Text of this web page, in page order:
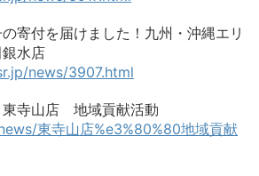
付を届けました！九州・沖縄エリ
水店
news/3907.html
寺山店 地域貢献活動
東寺山店%e3%80%80地域貢献